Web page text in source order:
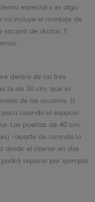
especial y es algo
no incluye el montaje de
sacará de dudas. Y
dentro de las tres
la de 30 cm. que es
de los usuarios. El
cuando el espacio
Las puertas de 40 cm.
-aparte de cuando lo
dividir el interior en dos
separar por ejemplo